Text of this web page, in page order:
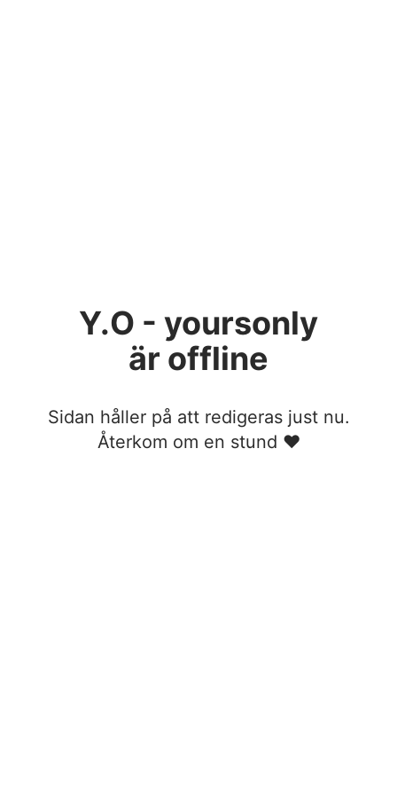
Y.O - yoursonly
är offline
Sidan håller på att redigeras just nu.
Återkom om en stund ❤︎